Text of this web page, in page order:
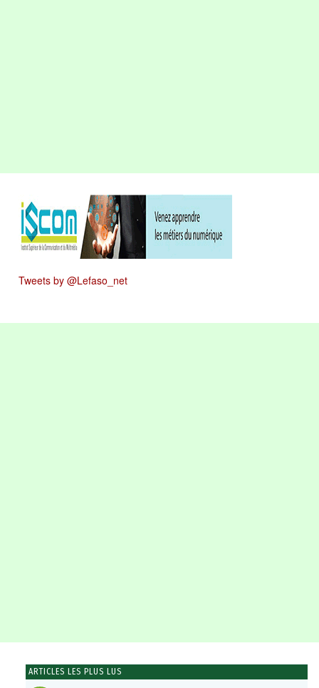
Tweets by @Lefaso_net
ARTICLES LES PLUS LUS